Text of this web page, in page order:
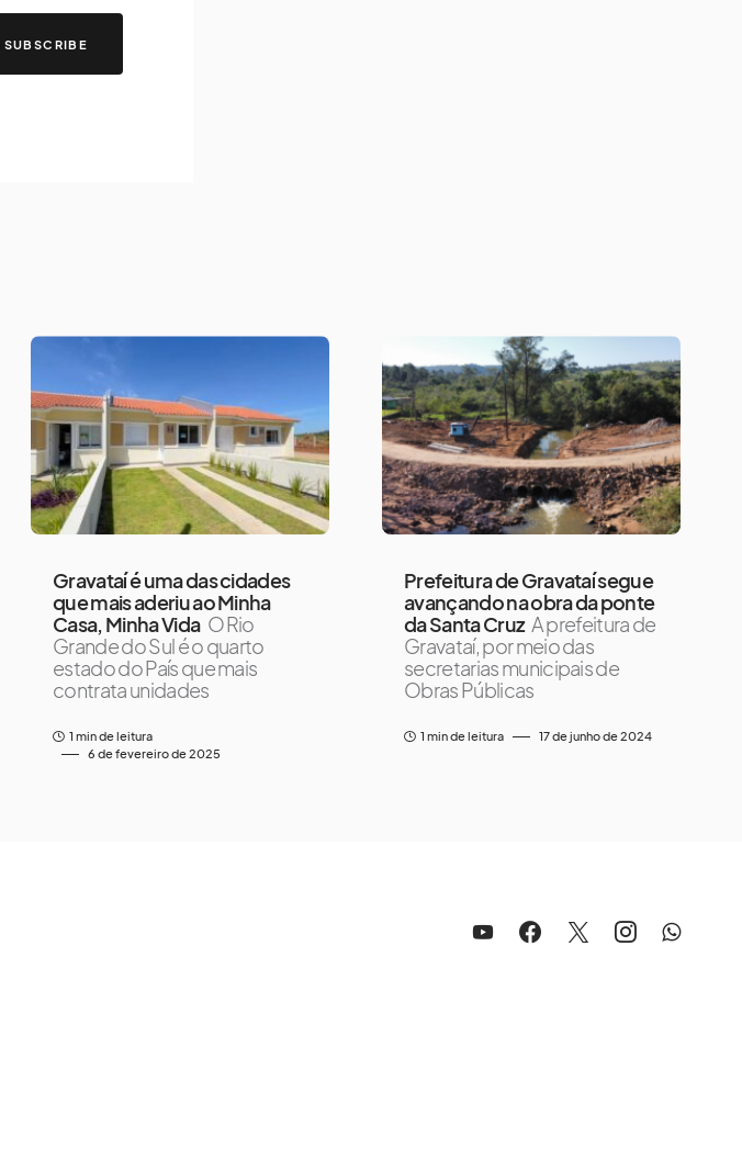
SUBSCRIBE
Gravataí é uma das cidades
que mais aderiu ao Minha
Casa, Minha Vida O Rio
Grande do Sul é o quarto
estado do País que mais
contrata unidades
1 min de leitura
6 de fevereiro de 2025
Prefeitura de Gravataí segue
avançando na obra da ponte
da Santa Cruz A prefeitura de
Gravataí, por meio das
secretarias municipais de
Obras Públicas
1 min de leitura 17 de junho de 2024